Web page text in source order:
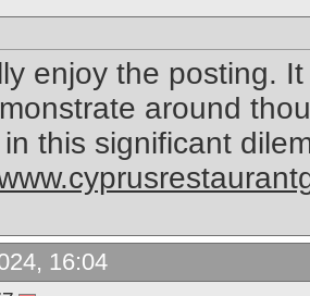
enjoy the posting.
around
this significant
16:04